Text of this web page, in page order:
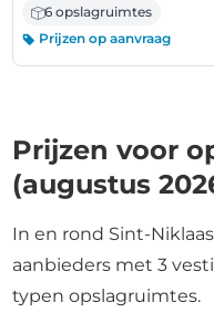
6 opslagruimtes
Prijzen op aanvraag
Prijzen voor
(augustus
In en rond Sint-
aanbieders met 3
typen opslagruimtes.